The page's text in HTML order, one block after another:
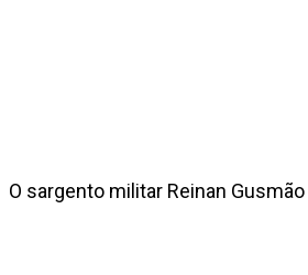
O sargento militar Reinan